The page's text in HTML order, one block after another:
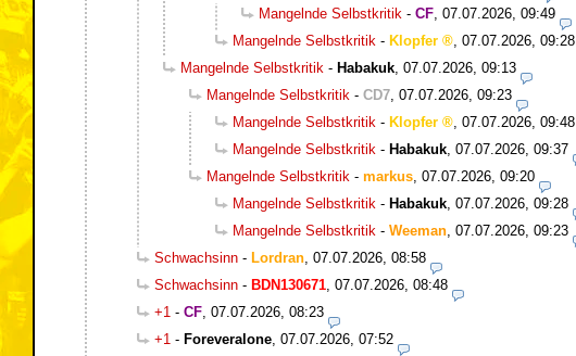
Mangelnde Selbstkritik - CF 07.07.2026, 09:49
Mangelnde Selbstkritik - Klopfer
07.07.2026, 09:28
Mangelnde Selbstkritik - Habakuk 07.07.2026, 09:13
Mangelnde Selbstkritik - CD7 07.07.2026, 09:23
Mangelnde Selbstkritik - Klopfer
07.07.2026, 09:48
Mangelnde Selbstkritik - Habakuk 07.07.2026, 09:37
Mangelnde Selbstkritik - markus 07.07.2026, 09:20
Mangelnde Selbstkritik - Habakuk 07.07.2026, 09:28
Mangelnde Selbstkritik - Weeman 07.07.2026, 09:23
Schwachsinn - Lordran 07.07.2026, 08:58
Schwachsinn - BDN130671 07.07.2026, 08:48
+1 - CF 07.07.2026, 08:23
+1 - Foreveralone 07.07.2026, 07:52